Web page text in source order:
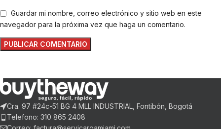
Guardar mi nombre, correo electrónico y sitio web en este
navegador para la próxima vez que haga un comentario.
Cra. 97 #24c-51 BG 4 MLL INDUSTRIAL, Fontibón, Bogotá
Telefono: 310 865 2408